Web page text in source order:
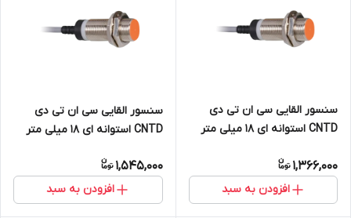
سنسور القایی سی ان تی دی
CNTD استوانه ای 18 میلی متر
مدل CJY18E-08KB
1,366,000
افزودن به سبد
سنسور القایی سی ان تی دی
CNTD استوانه ای 18 میلی متر
مدل CJY18E-08NC
1,545,000
افزودن به سبد